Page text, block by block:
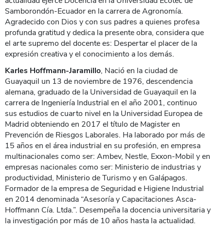
Samborondón-Ecuador en la carrera de Agronomía.
Agradecido con Dios y con sus padres a quienes profesa
profunda gratitud y dedica la presente obra, considera que
el arte supremo del docente es: Despertar el placer de la
expresión creativa y el conocimiento a los demás.
Karles Hoffmann-Jaramillo, Nació en la ciudad de
Guayaquil un 13 de noviembre de 1976, descendencia
alemana, graduado de la Universidad de Guayaquil en la
carrera de Ingeniería Industrial en el año 2001, continuo
sus estudios de cuarto nivel en la Universidad Europea de
Madrid obteniendo en 2017 el título de Magister en
Prevención de Riesgos Laborales. Ha laborado por más de
15 años en el área industrial en su profesión, en empresa
multinacionales como ser: Ambev, Nestle, Exxon-Mobil y en
empresas nacionales como ser: Ministerio de industrias y
productividad, Ministerio de Turismo y en Galápagos.
Formador de la empresa de Seguridad e Higiene Industrial
en 2014 denominada “Asesoría y Capacitaciones Asca-
Hoffmann Cía. Ltda.”. Desempeña la docencia universitaria y
la investigación por más de 10 años hasta la actualidad.